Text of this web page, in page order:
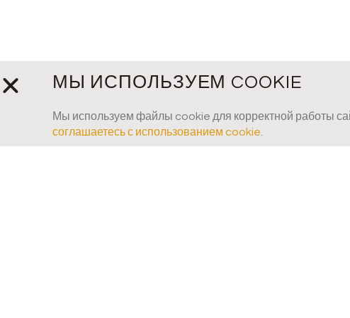
МЫ ИСПОЛЬЗУЕМ COOKIE
Мы используем файлы cookie для корректной работы
соглашаетесь с использованием cookie